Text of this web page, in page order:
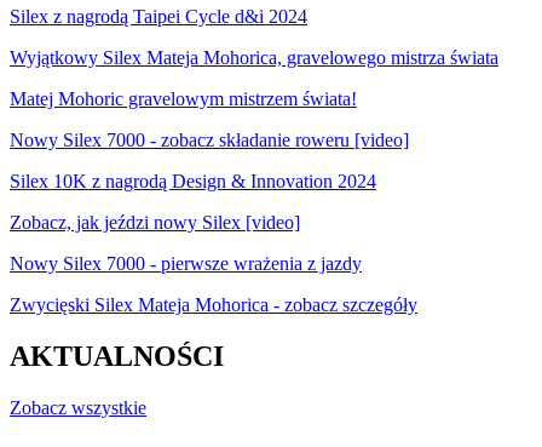
Silex z nagrodą Taipei Cycle d&i 2024
Wyjątkowy Silex Mateja Mohorica, gravelowego mistrza świata
Matej Mohoric gravelowym mistrzem świata!
Nowy Silex 7000 - zobacz składanie roweru [video]
Silex 10K z nagrodą Design & Innovation 2024
Zobacz, jak jeździ nowy Silex [video]
Nowy Silex 7000 - pierwsze wrażenia z jazdy
Zwycięski Silex Mateja Mohorica - zobacz szczegóły
AKTUALNOŚCI
Zobacz wszystkie